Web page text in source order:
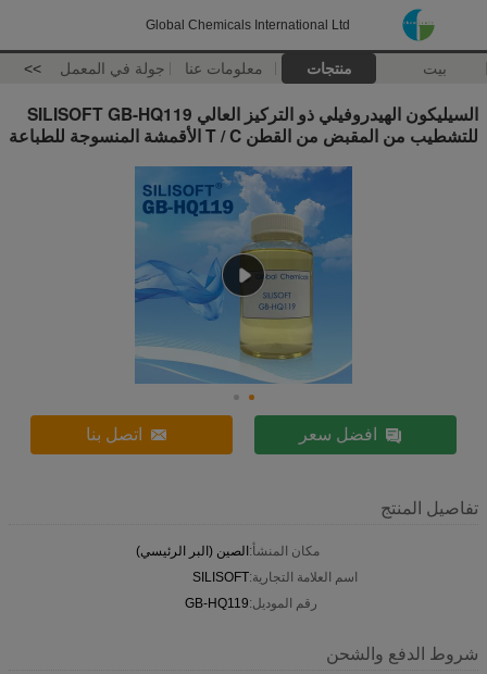
Global Chemicals International Ltd
بيت منتجات معلومات عنا جولة في المعمل >>
السيليكون الهيدروفيلي ذو التركيز العالي SILISOFT GB-HQ119
للتشطيب من المقبض من القطن T / C الأقمشة المنسوجة للطباعة
افضل سعر اتصل بنا
تفاصيل المنتج
مكان المنشأ:الصين (البر الرئيسي)
اسم العلامة التجارية:SILISOFT
رقم الموديل:GB-HQ119
شروط الدفع والشحن